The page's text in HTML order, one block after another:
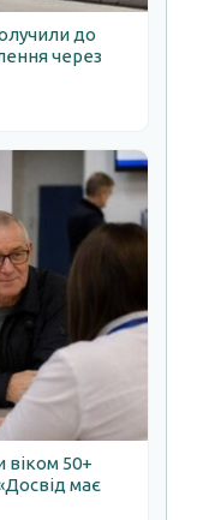
до
через
50+
має